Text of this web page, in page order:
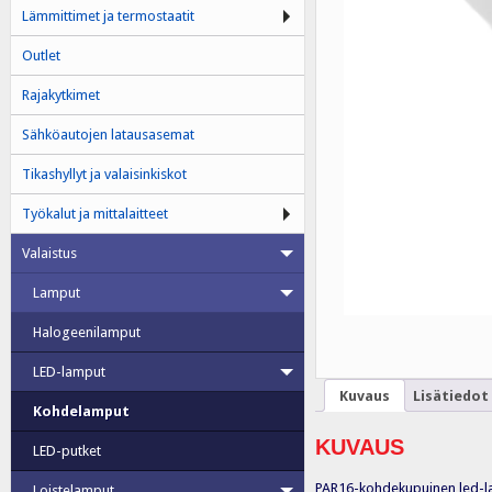
Kuvaus Lisätiedot
KUVAUS
PAR16-kohdekupuinen led-
Lämmittimet ja termostaatit
Outlet
Rajakytkimet
Sähköautojen latausasemat
Tikashyllyt ja valaisinkiskot
Työkalut ja mittalaitteet
Valaistus
Lamput
Halogeenilamput
LED-lamput
Kohdelamput
LED-putket